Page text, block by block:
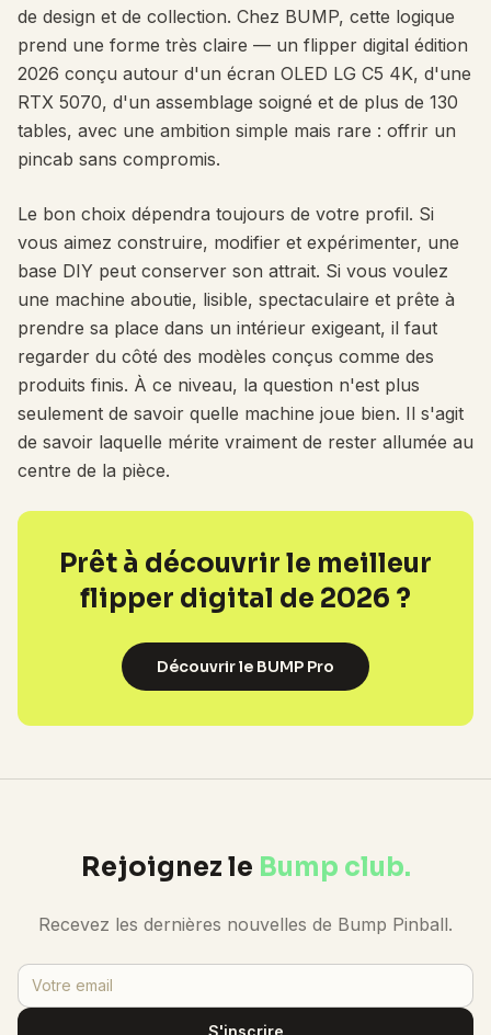
de design et de collection. Chez BUMP, cette logique
prend une forme très claire — un flipper digital édition
2026 conçu autour d'un écran OLED LG C5 4K, d'une
RTX 5070, d'un assemblage soigné et de plus de 130
tables, avec une ambition simple mais rare : offrir un
pincab sans compromis.
Le bon choix dépendra toujours de votre profil. Si
vous aimez construire, modifier et expérimenter, une
base DIY peut conserver son attrait. Si vous voulez
une machine aboutie, lisible, spectaculaire et prête à
prendre sa place dans un intérieur exigeant, il faut
regarder du côté des modèles conçus comme des
produits finis. À ce niveau, la question n'est plus
seulement de savoir quelle machine joue bien. Il s'agit
de savoir laquelle mérite vraiment de rester allumée au
centre de la pièce.
Prêt à découvrir le meilleur
flipper digital de 2026 ?
Découvrir le BUMP Pro
Rejoignez le Bump club.
Recevez les dernières nouvelles de Bump Pinball.
S'inscrire